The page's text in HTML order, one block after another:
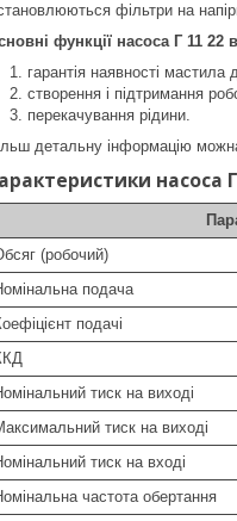
фільтри на
функції насоса Г 11 22
гарантія наявності
створення і підтримання
перекачування рідини.
детальну інформацію
насоса
(робочий)
подача
подачі
тиск на виході
тиск на виході
тиск на вході
частота обертання